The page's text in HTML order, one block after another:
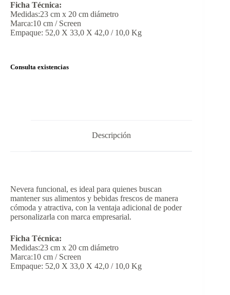
Ficha Técnica:
Medidas:23 cm x 20 cm diámetro
Marca:10 cm / Screen
Empaque: 52,0 X 33,0 X 42,0 / 10,0 Kg
Consulta existencias
Descripción
Nevera funcional, es ideal para quienes buscan
mantener sus alimentos y bebidas frescos de manera
cómoda y atractiva, con la ventaja adicional de poder
personalizarla con marca empresarial.
Ficha Técnica:
Medidas:23 cm x 20 cm diámetro
Marca:10 cm / Screen
Empaque: 52,0 X 33,0 X 42,0 / 10,0 Kg